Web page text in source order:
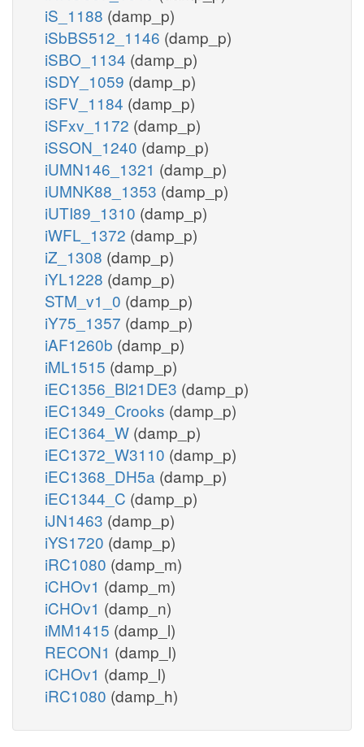
iS_1188 (damp_p)
iSbBS512_1146 (damp_p)
iSBO_1134 (damp_p)
iSDY_1059 (damp_p)
iSFV_1184 (damp_p)
iSFxv_1172 (damp_p)
iSSON_1240 (damp_p)
iUMN146_1321 (damp_p)
iUMNK88_1353 (damp_p)
iUTI89_1310 (damp_p)
iWFL_1372 (damp_p)
iZ_1308 (damp_p)
iYL1228 (damp_p)
STM_v1_0 (damp_p)
iY75_1357 (damp_p)
iAF1260b (damp_p)
iML1515 (damp_p)
iEC1356_Bl21DE3 (damp_p)
iEC1349_Crooks (damp_p)
iEC1364_W (damp_p)
iEC1372_W3110 (damp_p)
iEC1368_DH5a (damp_p)
iEC1344_C (damp_p)
iJN1463 (damp_p)
iYS1720 (damp_p)
iRC1080 (damp_m)
iCHOv1 (damp_m)
iCHOv1 (damp_n)
iMM1415 (damp_l)
RECON1 (damp_l)
iCHOv1 (damp_l)
iRC1080 (damp_h)